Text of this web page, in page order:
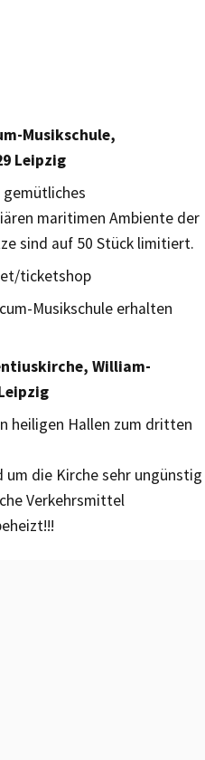
Musikschule,
Leipzig
maritimen Ambiente der
sind auf 50 Stück limitiert.
ticketshop
Musikschule erhalten
William-
heiligen Hallen zum dritten
die Kirche sehr ungünstig
Verkehrsmittel